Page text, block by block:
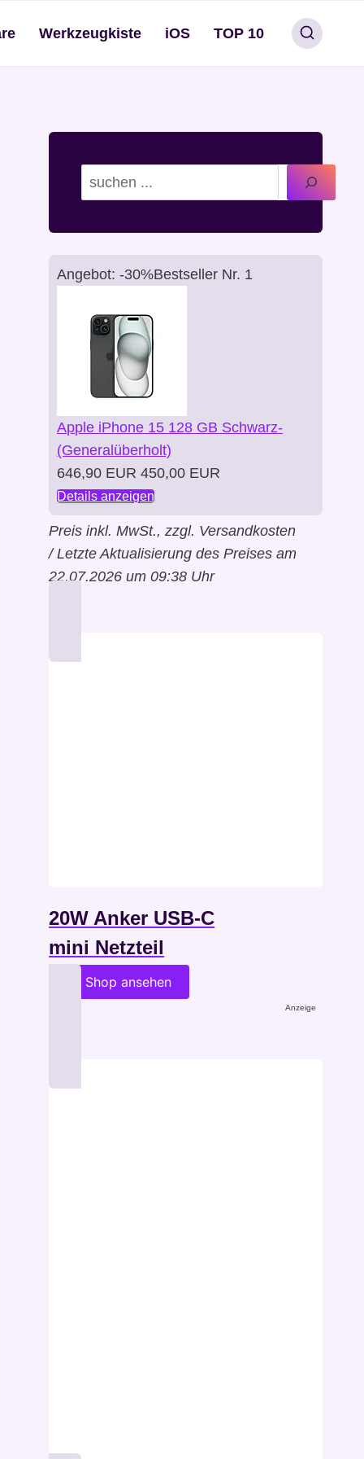
Werkzeugkiste iOS TOP 10
Suchen
Angebot: -30%Bestseller Nr. 1
Apple iPhone 15 128 GB Schwarz-
(Generalüberholt)
646,90 EUR 450,00 EUR
Details anzeigen
Preis inkl. MwSt., zzgl. Versandkosten
/ Letzte Aktualisierung des Preises am
22.07.2026 um 09:38 Uhr
20W Anker USB-C
mini Netzteil
im Shop ansehen
Anzeige